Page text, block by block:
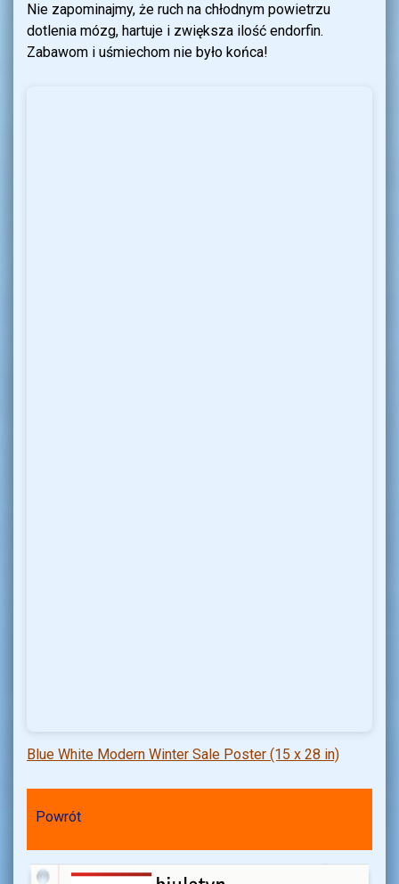
Nie zapominajmy, że ruch na chłodnym powietrzu
dotlenia mózg, hartuje i zwiększa ilość endorfin.
Zabawom i uśmiechom nie było końca!
Blue White Modern Winter Sale Poster (15 x 28 in)
Powrót